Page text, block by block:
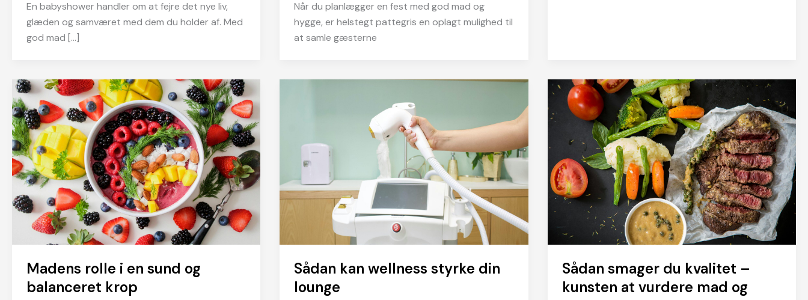
En babyshower handler om at fejre det nye liv,
glæden og samværet med dem du holder af. Med
god mad […]
Når du planlægger en fest med god mad og
hygge, er helstegt pattegris en oplagt mulighed til
at samle gæsterne
Madens rolle i en sund og
balanceret krop
Sådan kan wellness styrke din
lounge
Sådan smager du kvalitet –
kunsten at vurdere mad og